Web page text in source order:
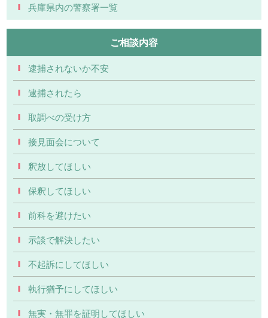
兵庫県内の警察署一覧
ご相談内容
逮捕されないか不安
逮捕されたら
取調べの受け方
接見面会について
釈放してほしい
保釈してほしい
前科を避けたい
示談で解決したい
不起訴にしてほしい
執行猶予にしてほしい
無実・無罪を証明してほしい